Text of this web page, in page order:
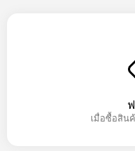
เมื่อซื้อสิน